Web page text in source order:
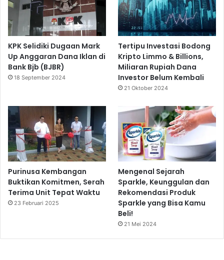
KPK Selidiki Dugaan Mark
Up Anggaran Dana Iklan di
Bank Bjb (BJBR)
18 September 2024
Tertipu Investasi Bodong
Kripto Limmo & Billions,
Miliaran Rupiah Dana
Investor Belum Kembali
21 Oktober 2024
Purinusa Kembangan
Buktikan Komitmen, Serah
Terima Unit Tepat Waktu
23 Februari 2025
Mengenal Sejarah
Sparkle, Keunggulan dan
Rekomendasi Produk
Sparkle yang Bisa Kamu
Beli!
21 Mei 2024